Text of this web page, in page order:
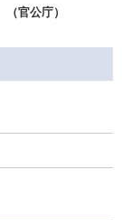
（官公庁）